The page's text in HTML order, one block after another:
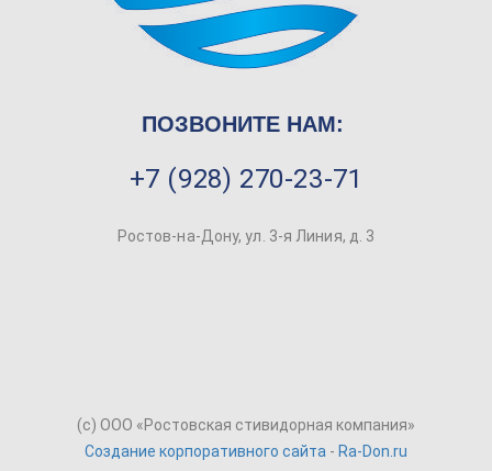
ПОЗВОНИТЕ НАМ:
+7 (928) 270-23-71
Ростов-на-Дону, ул. 3-я Линия, д. 3
(c) ООО «Ростовская стивидорная компания»
Создание корпоративного сайта - Ra-Don.ru